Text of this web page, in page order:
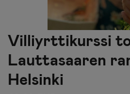
Villiyrttikurssi
Lauttasaaren
Helsinki